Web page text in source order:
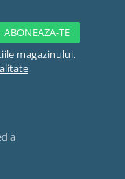
magazinului.